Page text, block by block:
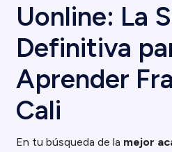
Uonline: La
Definitiva
Aprender
Cali
En tu búsqueda de la mejor